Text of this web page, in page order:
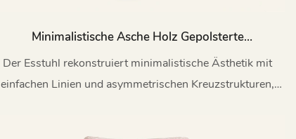
Minimalistische Asche Holz Gepolsterte
Essstuhl My203
Der Esstuhl rekonstruiert minimalistische Ästhetik mit
einfachen Linien und asymmetrischen Kreuzstrukturen,